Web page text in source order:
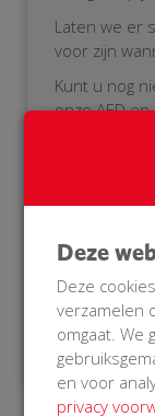
Laten we er
voor zijn
Kunt u nog
onze AED
reanimeren
Germa van
Instructeur
Deze
Deze
verzamelen
omgaat. We
en voor
privacy